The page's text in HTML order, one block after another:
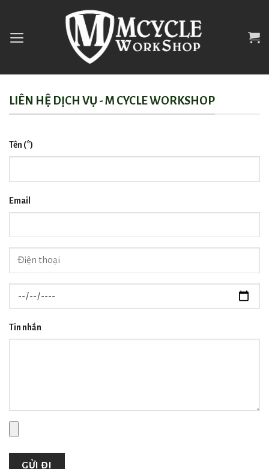
content
LIÊN HỆ DỊCH VỤ - M CYCLE WORKSHOP
Tên (*)
Email
Tin nhắn